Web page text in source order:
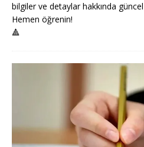
bilgiler ve detaylar hakkında
Hemen öğrenin!
🔺